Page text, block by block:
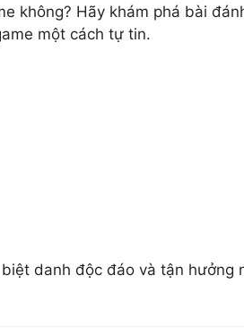
không? Hãy khám phá bài
một cách tự tin.
danh độc đáo và tận hưởng